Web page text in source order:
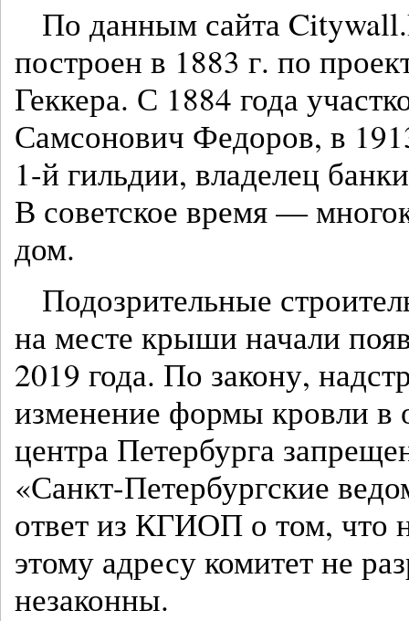
По данным сайта
построен в 1883 г. по
Геккера. С 1884 года
Самсонович Федоров, в
1-й гильдии, владелец
В советское время —
дом.
Подозрительные
на месте крыши начали
2019 года. По закону,
изменение формы кровли в
центра Петербурга
«Санкт-Петербургские
ответ из КГИОП о том, что
этому адресу комитет не
незаконны.